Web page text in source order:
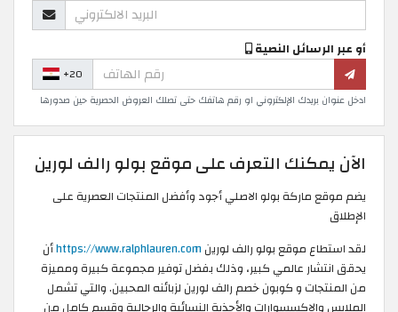
أو عبر الرسائل النصية
+20
ادخل عنوان بريدك الإلكتروني او رقم هاتفك حتى تصلك العروض الحصرية حين صدورها
الآن يمكنك التعرف على موقع بولو رالف لورين
يضم موقع ماركة بولو الاصلي أجود وأفضل المنتجات العصرية على
الإطلاق
لقد استطاع موقع بولو رالف لورين https://www.ralphlauren.comأن
يحقق انتشار عالمي كبير، وذلك بفضل توفير مجموعة كبيرة ومميزة
من المنتجات و كوبون خصم رالف لورين لزبائنه المحبين. والتي تشمل
الملابس والاكسسوارات والأحذية النسائية والرجالية وقسم كامل من